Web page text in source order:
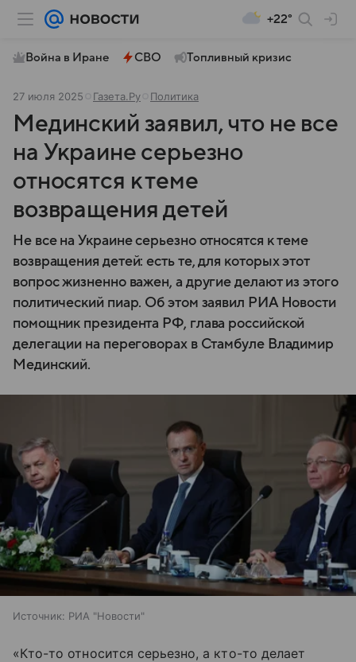
+22°
Война в Иране СВО Топливный кризис
27 июля 2025 Газета.Ру Политика
Мединский заявил, что не все
на Украине серьезно
относятся к теме
возвращения детей
Не все на Украине серьезно относятся к теме
возвращения детей: есть те, для которых этот
вопрос жизненно важен, а другие делают из этого
политический пиар. Об этом заявил РИА Новости
помощник президента РФ, глава российской
делегации на переговорах в Стамбуле Владимир
Мединский.
Источник: РИА "Новости"
«Кто-то относится серьезно, а кто-то делает